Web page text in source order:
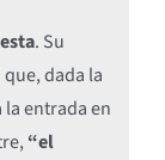
. Su
dada la
entrada en
“el